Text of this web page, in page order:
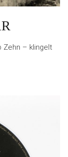
Zehn – klingelt